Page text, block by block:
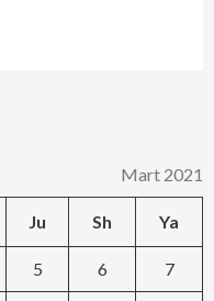
Mart 2021
Ju Sh Ya
5 6 7